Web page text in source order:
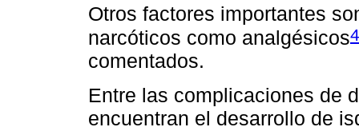
Otros factores importantes
narcóticos como analgésicos4
comentados.
Entre las complicaciones de
encuentran el desarrollo de